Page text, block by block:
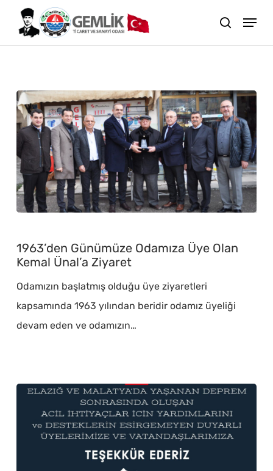
main
search
Günümüze
Odamıza
Üye
Olan
Kemal
1963’den Günümüze Odamıza Üye Olan
Kemal Ünal’a Ziyaret
Odamızın başlatmış olduğu üye ziyaretleri
kapsamında 1963 yılından beridir odamız üyeliği
devam eden ve odamızın…